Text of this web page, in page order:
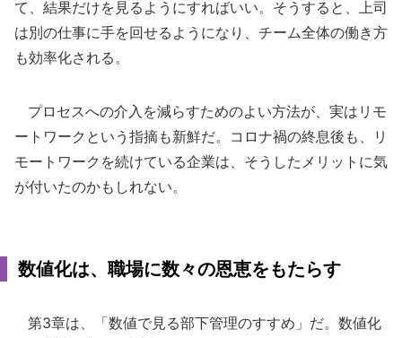
て、結果だけを見るようにすればいい。そうすると、上司
は別の仕事に手を回せるようになり、チーム全体の働き方
も効率化される。
プロセスへの介入を減らすためのよい方法が、実はリモ
ートワークという指摘も新鮮だ。コロナ禍の終息後も、リ
モートワークを続けている企業は、そうしたメリットに気
が付いたのかもしれない。
数値化は、職場に数々の恩恵をもたらす
第3章は、「数値で見る部下管理のすすめ」だ。数値化